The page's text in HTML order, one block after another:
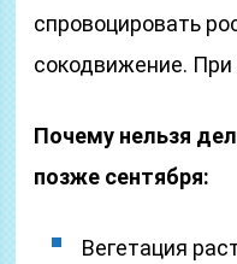
спровоцировать
сокодвижение.
Почему нельзя
позже сентября:
Вегетация